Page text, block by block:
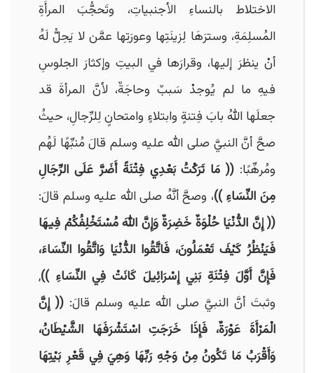
الاختلاط بالنساءِ الأجنبياتِ، وتَحجُّبَ المرأَةِ
المُسلِمَةِ، وسترَهَا لِزينَتِها وعورَتِها عمَّن لا يَحِلُّ لَهُ
أنْ ينظرَ إليها، وقرارَها في البيتِ وإكثارَ الجلوسِ
فيهِ ما لم يُوجدْ سَببٌ وحاجَةٌ، لأنَّ المرأةَ قد
جعلَها اللهُ بابَ فِتنةٍ وابتلاءٍ وامتحانٍ لِلرِّجالِ، حيثُ
صحَّ أنَّ النبيَّ صلى الله عليه وسلم قالَ مُنبِّهًا لَهُم
ومُرهِّبًا: (( مَا تَرَكْتُ بَعْدِي فِتْنَةً أَضَرَّ عَلَى الرِّجَالِ
مِنَ النِّسَاءِ ))، وصحَّ أنَّهُ صلى الله عليه وسلم قالَ:
(( إِنَّ الدُّنْيَا حُلْوَةٌ خَضِرَةٌ وَإِنَّ اللهَ مُسْتَخْلِفُكُمْ فِيهَا
فَيَنْظُرُ كَيْفَ تَعْمَلُونَ، فَاتَّقُوا الدُّنْيَا وَاتَّقُوا النِّسَاءَ،
فَإِنَّ أَوَّلَ فِتْنَةِ بَنِي إِسْرَائِيلَ كَانَتْ فِي النِّسَاءِ )),
وثبتَ أنَّ النبيَّ صلى الله عليه وسلم قالَ:(( إِنَّ
الْمَرْأَةَ عَوْرَةٌ، فَإِذَا خَرَجَتِ اسْتَشْرَفَهَا الشَّيْطَانُ،
وَأَقْرَبُ مَا تَكُونُ مِنْ وَجْهِ رَبِّهَا وَهِيَ فِي قَعْرِ بَيْتِهَا